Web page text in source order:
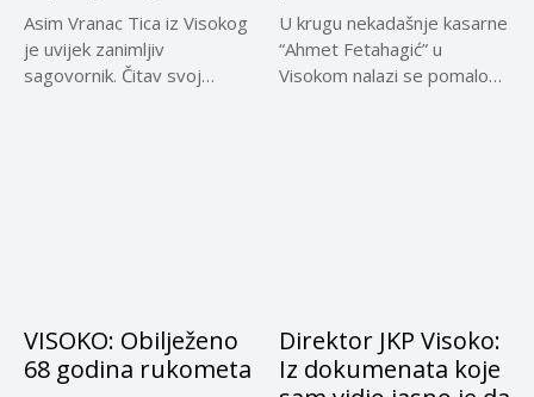
Asim Vranac Tica iz Visokog
je uvijek zanimljiv
sagovornik. Čitav svoj
U krugu nekadašnje kasarne
“Ahmet Fetahagić” u
Visokom nalazi se pomalo
VISOKO: Obilježeno
68 godina rukometa
Direktor JKP Visoko:
Iz dokumenata koje